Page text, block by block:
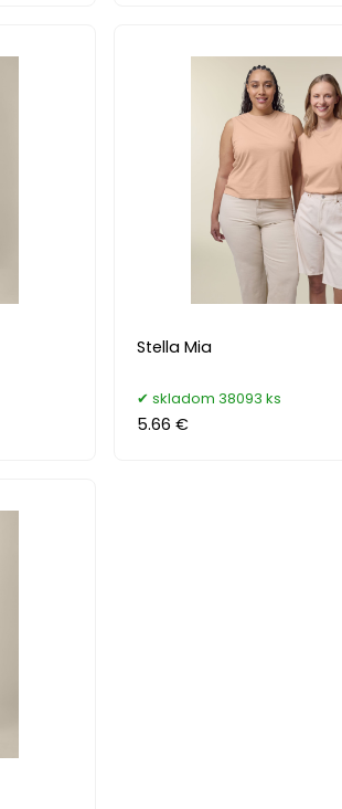
Stella Mia
skladom 38093 ks
5.66 €